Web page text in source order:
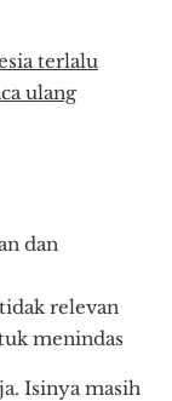
terlalu
ulang
dan
relevan
menindas
Isinya masih